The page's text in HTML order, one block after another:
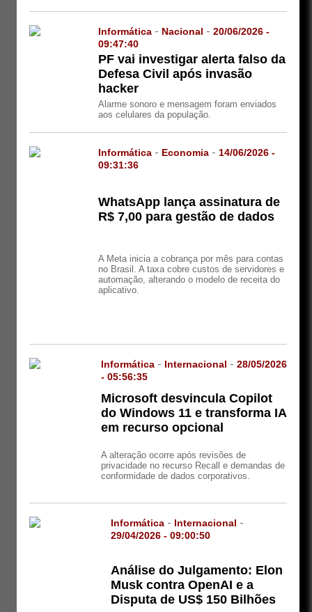
Informática - Nacional -20/06/2026 -
09:47:40
PF vai investigar alerta falso da
Defesa Civil após invasão
hacker
Alarme sonoro e mensagem foram enviados
aos celulares da população.
Informática - Economia - 14/06/2026 -
09:31:36
WhatsApp lança assinatura de
R$ 7,00 para gestão de dados
A Meta inicia a cobrança por mês para contas
no Brasil. A taxa cobre custos de servidores e
automação, alterando o modelo de receita do
aplicativo.
Informática - Internacional -28/05/2026
- 05:56:35
Microsoft desvincula Copilot
do Windows 11 e transforma IA
em recurso opcional
A alteração ocorre após revisões de
privacidade no recurso Recall e demandas de
conformidade de dados corporativos.
Informática - Internacional -
29/04/2026 - 09:00:50
Análise do Julgamento: Elon
Musk contra OpenAI e a
Disputa de US$ 150 Bilhões